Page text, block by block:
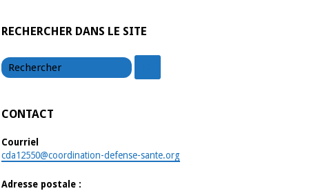
RECHERCHER DANS LE SITE
CONTACT
Courriel
cda12550@coordination-defense-sante.org
Adresse postale :